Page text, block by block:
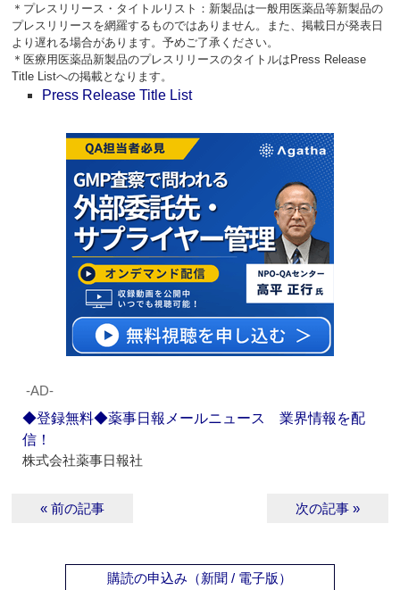
＊プレスリリース・タイトルリスト：新製品は一般用医薬品等新製品の
プレスリリースを網羅するものではありません。また、掲載日が発表日
より遅れる場合があります。予めご了承ください。
＊医療用医薬品新製品のプレスリリースのタイトルはPress Release
Title Listへの掲載となります。
Press Release Title List
‐AD‐
◆登録無料◆薬事日報メールニュース 業界情報を配
信！
株式会社薬事日報社
« 前の記事 次の記事 »
購読の申込み（新聞 / 電子版）